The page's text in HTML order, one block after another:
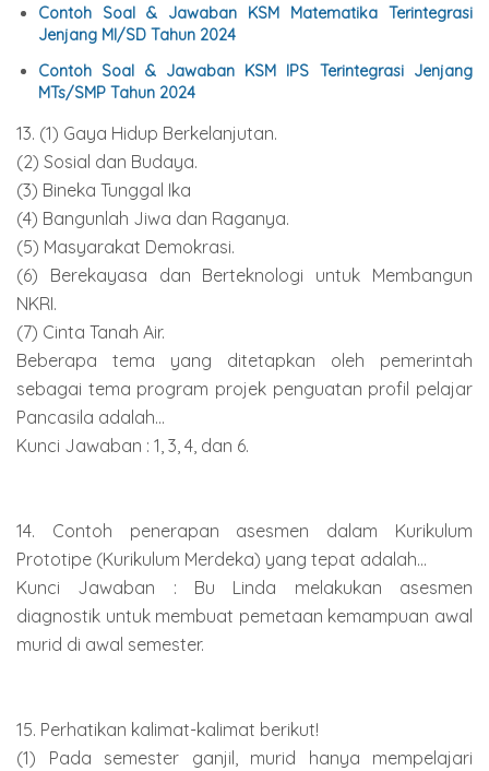
Contoh Soal & Jawaban KSM Matematika Terintegrasi
Jenjang MI/SD Tahun 2024
Contoh Soal & Jawaban KSM IPS Terintegrasi Jenjang
MTs/SMP Tahun 2024
13. (1) Gaya Hidup Berkelanjutan.
(2) Sosial dan Budaya.
(3) Bineka Tunggal Ika
(4) Bangunlah Jiwa dan Raganya.
(5) Masyarakat Demokrasi.
(6) Berekayasa dan Berteknologi untuk Membangun
NKRI.
(7) Cinta Tanah Air.
Beberapa tema yang ditetapkan oleh pemerintah
sebagai tema program projek penguatan profil pelajar
Pancasila adalah...
Kunci Jawaban : 1, 3, 4, dan 6.
14. Contoh penerapan asesmen dalam Kurikulum
Prototipe (Kurikulum Merdeka) yang tepat adalah...
Kunci Jawaban : Bu Linda melakukan asesmen
diagnostik untuk membuat pemetaan kemampuan awal
murid di awal semester.
15. Perhatikan kalimat-kalimat berikut!
(1) Pada semester ganjil, murid hanya mempelajari